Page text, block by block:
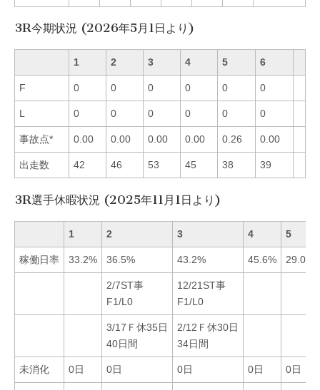
3R今期状況 (2026年5月1日より)
1 2 3 4 5 6
F 0 0 0 0 0 0
L 0 0 0 0 0 0
事故点* 0.00 0.00 0.00 0.00 0.26 0.00
出走数 42 46 53 45 38 39
3R選手休暇状況 (2025年11月1日より)
1 2 3 4 5
稼働日率 33.2% 36.5% 43.2% 45.6% 29.0%
2/7ST事
F1/L0
12/21ST事
F1/L0
3/17Ｆ休35日
40日間
2/12Ｆ休30日
34日間
未消化 0日 0日 0日 0日 0日